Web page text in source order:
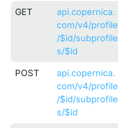
GET
api.copernica.
com/v4/profile
/$id/subprofile
s/$id
POST
api.copernica.
com/v4/profile
/$id/subprofile
s/$id